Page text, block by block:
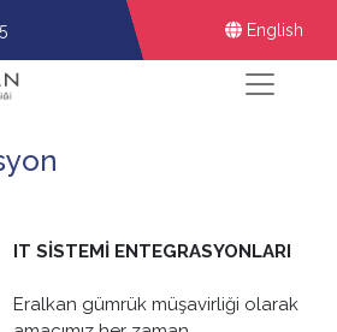
English
IT SİSTEMİ ENTEGRASYONLARI
Eralkan gümrük müşavirliği olarak